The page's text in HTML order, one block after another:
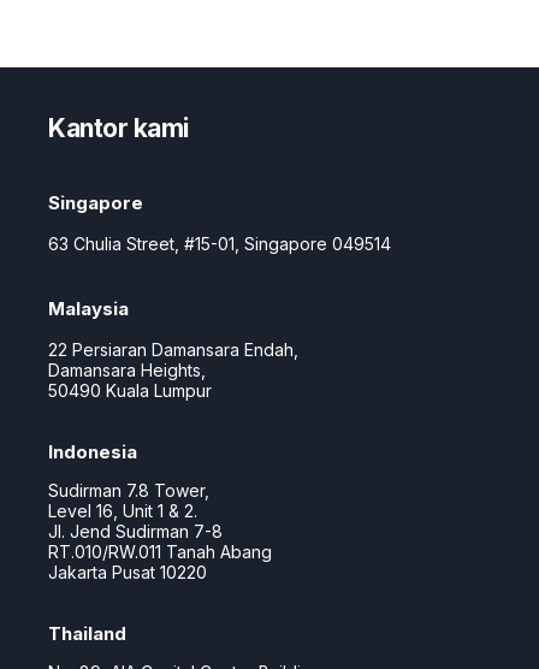
Kantor kami
Singapore
63 Chulia Street, #15-01, Singapore 049514
Malaysia
22 Persiaran Damansara Endah,
Damansara Heights,
50490 Kuala Lumpur
Indonesia
Sudirman 7.8 Tower,
Level 16, Unit 1 & 2.
Jl. Jend Sudirman 7-8
RT.010/RW.011 Tanah Abang
Jakarta Pusat 10220
Thailand